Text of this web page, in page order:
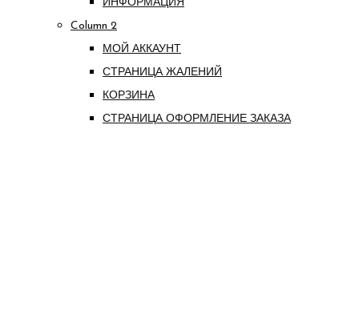
ИНФОРМАЦИЯ
Column 2
МОЙ АККАУНТ
СТРАНИЦА ЖАЛЕНИЙ
КОРЗИНА
СТРАНИЦА ОФОРМЛЕНИЕ ЗАКАЗА